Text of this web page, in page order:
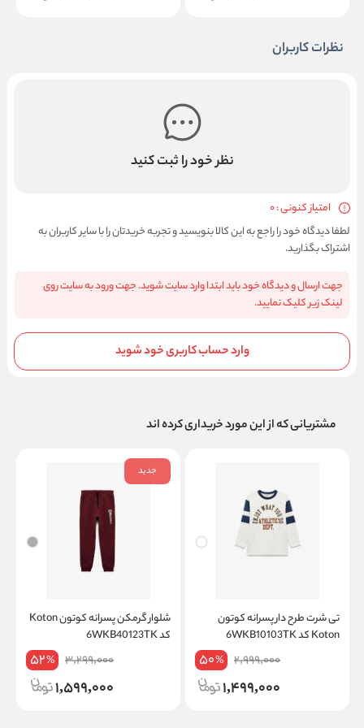
نظرات کاربران
نظر خود را ثبت کنید
امتیاز کنونی : 0
لطفا دیدگاه خود را راجع به این کالا بنویسید و تجربه خریدتان را با سایر کاربران به
اشتراک بگذارید.
جهت ارسال و دیدگاه خود باید ابتدا وارد سایت شوید. جهت ورود به سایت روی
لینک زیر کلیک نمایید.
وارد حساب کاربری خود شوید
مشتریانی که از این مورد خریداری کرده اند
تی شرت طرح دار پسرانه کوتون
Koton کد 6WKB10103TK
2,999,000
50%
1,499,000
جدید
شلوار گرمکن پسرانه کوتون Koton
کد 6WKB40123TK
3,299,000
52%
1,599,000